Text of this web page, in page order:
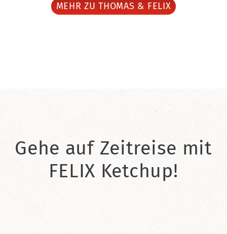
MEHR ZU THOMAS & FELIX
Gehe auf Zeitreise mit
FELIX Ketchup!